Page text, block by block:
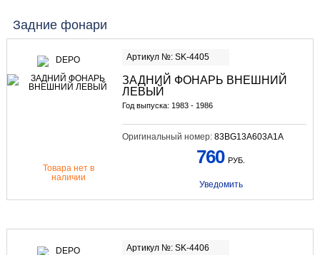
Задние фонари
Артикул №: SK-4405
ЗАДНИЙ ФОНАРЬ ВНЕШНИЙ
ЛЕВЫЙ
Год выпуска: 1983 - 1986
Оригинальный номер: 83BG13A603A1A
Товара нет в
наличии
760 РУБ.
Уведомить
Артикул №: SK-4406